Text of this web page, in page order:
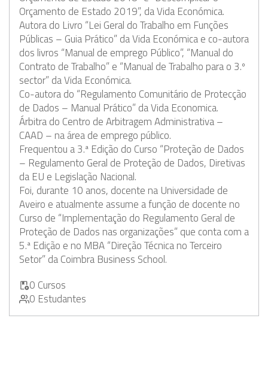
Orçamento de Estado 2019”, da Vida Económica.
Autora do Livro “Lei Geral do Trabalho em Funções
Públicas – Guia Prático” da Vida Económica e co-autora
dos livros “Manual de emprego Público”, “Manual do
Contrato de Trabalho” e “Manual de Trabalho para o 3.º
sector” da Vida Económica.
Co-autora do “Regulamento Comunitário de Protecção
de Dados – Manual Prático” da Vida Economica.
Árbitra do Centro de Arbitragem Administrativa –
CAAD – na área de emprego público.
Frequentou a 3.ª Edição do Curso “Proteção de Dados
– Regulamento Geral de Proteção de Dados, Diretivas
da EU e Legislação Nacional.
Foi, durante 10 anos, docente na Universidade de
Aveiro e atualmente assume a função de docente no
Curso de “Implementação do Regulamento Geral de
Proteção de Dados nas organizações” que conta com a
5.ª Edição e no MBA “Direção Técnica no Terceiro
Setor” da Coimbra Business School.
0 Cursos
0 Estudantes